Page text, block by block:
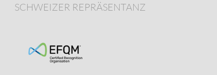
SCHWEIZER REPRÄSENTANZ